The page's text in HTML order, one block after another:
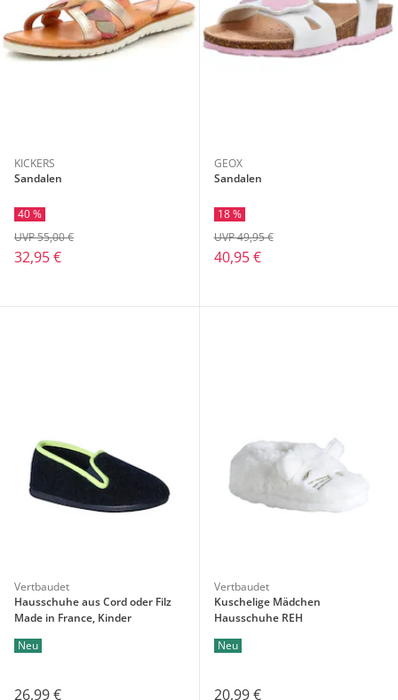
KICKERS
Sandalen
40 %
32,95 €
UVP 55,00 €
GEOX
Sandalen
18 %
40,95 €
UVP 49,95 €
Vertbaudet
Hausschuhe aus Cord oder Filz
Made in France, Kinder
Neu
26,99 €
Vertbaudet
Kuschelige Mädchen
Hausschuhe REH
Neu
20,99 €